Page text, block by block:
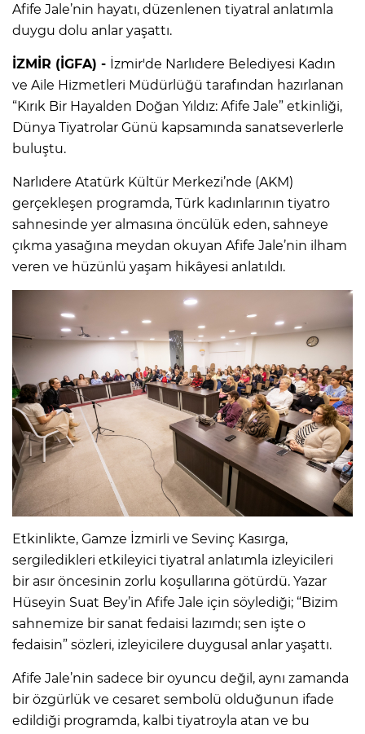
Afife Jale’nin hayatı, düzenlenen tiyatral anlatımla
duygu dolu anlar yaşattı.
İZMİR (İGFA) - İzmir'de Narlıdere Belediyesi Kadın
ve Aile Hizmetleri Müdürlüğü tarafından hazırlanan
“Kırık Bir Hayalden Doğan Yıldız: Afife Jale” etkinliği,
Dünya Tiyatrolar Günü kapsamında sanatseverlerle
buluştu.
Narlıdere Atatürk Kültür Merkezi’nde (AKM)
gerçekleşen programda, Türk kadınlarının tiyatro
sahnesinde yer almasına öncülük eden, sahneye
çıkma yasağına meydan okuyan Afife Jale’nin ilham
veren ve hüzünlü yaşam hikâyesi anlatıldı.
Etkinlikte, Gamze İzmirli ve Sevinç Kasırga,
sergiledikleri etkileyici tiyatral anlatımla izleyicileri
bir asır öncesinin zorlu koşullarına götürdü. Yazar
Hüseyin Suat Bey’in Afife Jale için söylediği; “Bizim
sahnemize bir sanat fedaisi lazımdı; sen işte o
fedaisin” sözleri, izleyicilere duygusal anlar yaşattı.
Afife Jale’nin sadece bir oyuncu değil, aynı zamanda
bir özgürlük ve cesaret sembolü olduğunun ifade
edildiği programda, kalbi tiyatroyla atan ve bu